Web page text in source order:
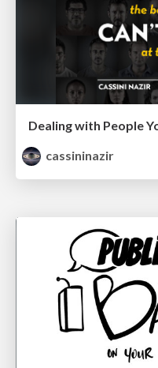
cassininazir